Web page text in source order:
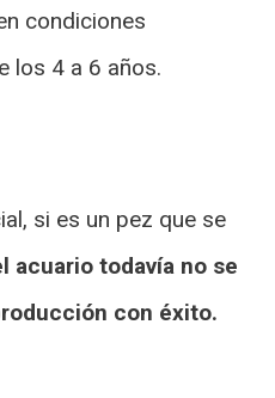
condiciones
los 4 a 6 años.
si es un pez que se
acuario todavía no se
con éxito.